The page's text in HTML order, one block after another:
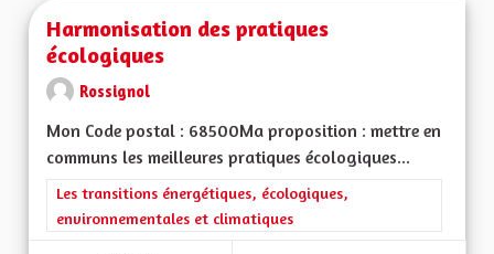
Harmonisation des pratiques
écologiques
Rossignol
Mon Code postal : 68500Ma proposition : mettre en
communs les meilleures pratiques écologiques...
Filtrer les résultats de la catégorie : Les transitions
Les transitions énergétiques, écologiques,
environnementales et climatiques